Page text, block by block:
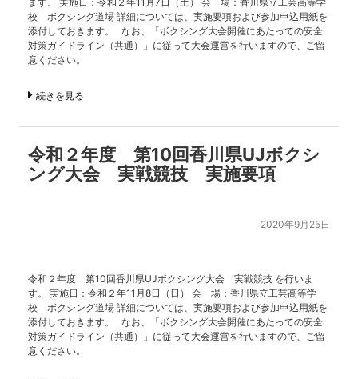
校 ボクシング道場 詳細については、実施要項および参加申込用紙を
添付しておきます。 なお、「ボクシング大会開催にあたっての安全
対策ガイドライン（共通）」に従って大会運営を行いますので、ご留
意ください。
続きを見る
令和２年度 第10回香川県UJボクシ
ング大会 実戦競技 実施要項
2020年9月25日
令和２年度 第10回香川県UJボクシング大会 実戦競技 を行いま
す。 実施日：令和２年11月8日（日） 会 場：香川県立工芸高等学
校 ボクシング道場 詳細については、実施要項および参加申込用紙を
添付しておきます。 なお、「ボクシング大会開催にあたっての安全
対策ガイドライン（共通）」に従って大会運営を行いますので、ご留
意ください。